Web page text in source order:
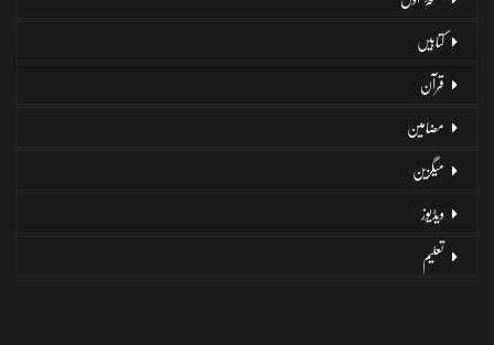
کتابیں
قرآن
مضامین
میگزین
ویڈیوز
تعلیم